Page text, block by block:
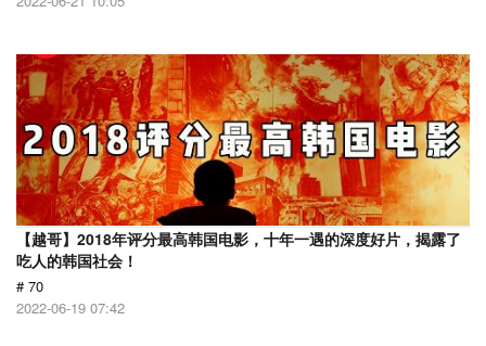
【越哥】2018年评分最高韩国电影，十年一遇的深度好片，揭露了
吃人的韩国社会！
# 70
2022-06-19 07:42